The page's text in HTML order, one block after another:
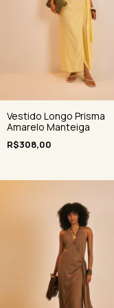
Vestido Longo Prisma
Amarelo Manteiga
R$308,00